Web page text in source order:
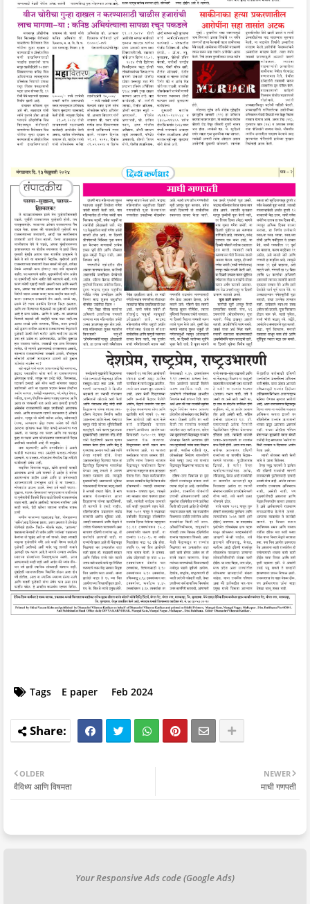
Tags E paper Feb 2024
NEWER
माघी गणपती
OLDER
वैविध्य आणि विषमता
Your Responsive Ads code (Google Ads)